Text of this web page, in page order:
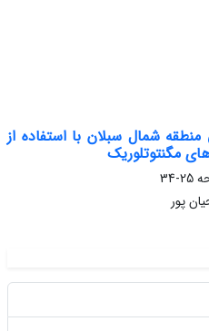
شمال سبلان با استفاده از
مگنتوتلوریک
25-34
پور